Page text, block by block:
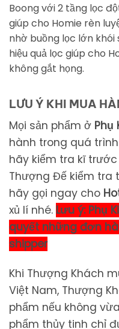
Boong với 2 tầng lọc
giúp cho Homie rèn
nhờ buồng lọc lớn
hiệu quả lọc giúp cho
không gắt họng.
LƯU Ý KHI MUA
Mọi sản phẩm ở Phụ
hành trong quá
hãy kiểm tra kĩ trước
Thượng Đế kiểm tra
hãy gọi ngay cho
xủ lí nhé. Lưu ý: Phụ
quyết những đơn
shipper
Khi Thượng Khách
Việt Nam, Thượng
phẩm nếu không
phẩm thủy tinh chỉ